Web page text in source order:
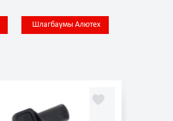
Шлагбаумы Алютех